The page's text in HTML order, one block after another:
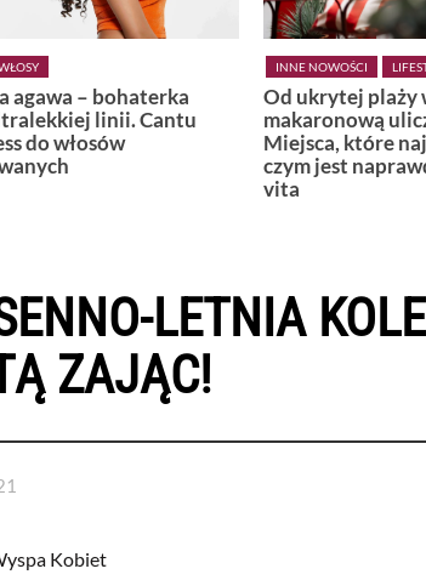
plaży w Positano po
uliczkę w Bari.
najlepiej pokazują,
włoskie dolce
KSIĄŻKI POWIEŚĆ
Widzę, że
LETNIA
ZAJĄC!